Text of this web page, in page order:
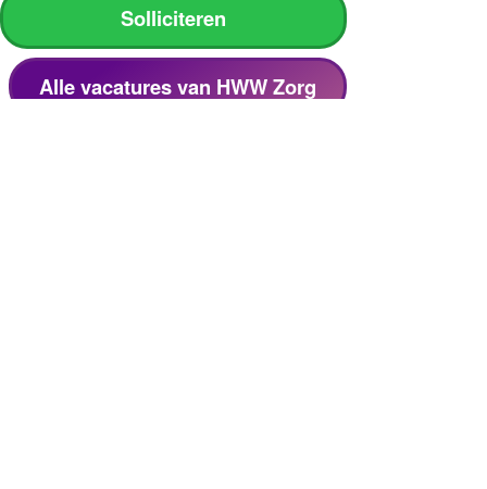
Solliciteren
Alle vacatures van HWW Zorg